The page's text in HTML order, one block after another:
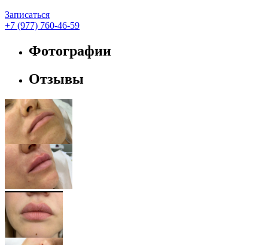
Записаться
+7 (977) 760-46-59
Фотографии
Отзывы